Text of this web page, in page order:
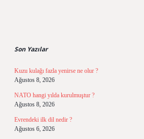
Son Yazılar
Kuzu kulağı fazla yenirse ne olur ?
Ağustos 8, 2026
NATO hangi yılda kurulmuştur ?
Ağustos 8, 2026
Evrendeki ilk dil nedir ?
Ağustos 6, 2026